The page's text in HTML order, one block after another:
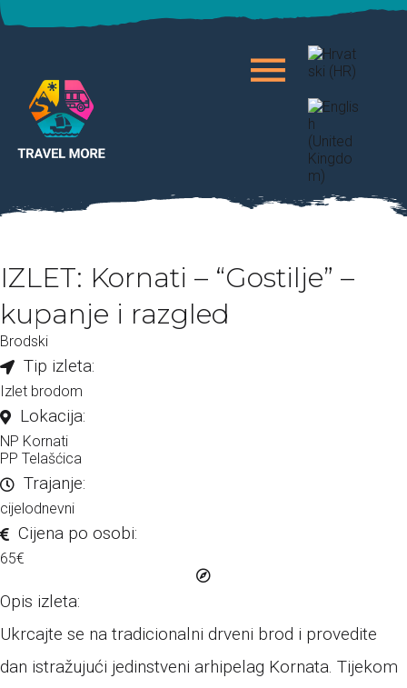
IZLET: Kornati – “Gostilje” –
kupanje i razgled
Brodski
Tip izleta:
Izlet brodom
Lokacija:
NP Kornati
PP Telašćica
Trajanje:
cijelodnevni
Cijena po osobi:
€
65
Opis izleta:
Ukrcajte se na tradicionalni drveni brod i provedite
dan istražujući jedinstveni arhipelag Kornata. Tijekom